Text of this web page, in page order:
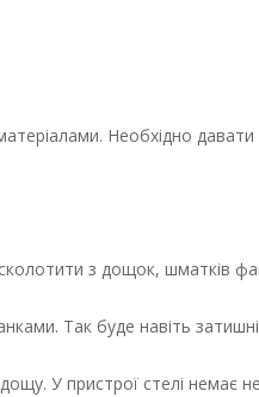
Необхідно
з дощок, шматків
Так буде навіть
У пристрої стелі немає